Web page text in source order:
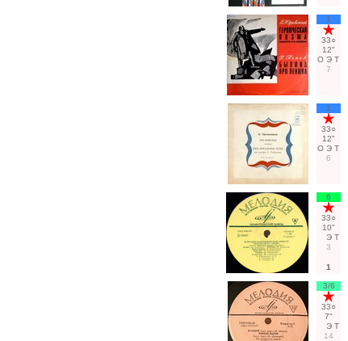
1
33○
12"
О Э Т
7
1
33○
12"
О Э Т
6
6
33○
10"
Э Т
3
1
3/6
33○
7"
Э Т
14